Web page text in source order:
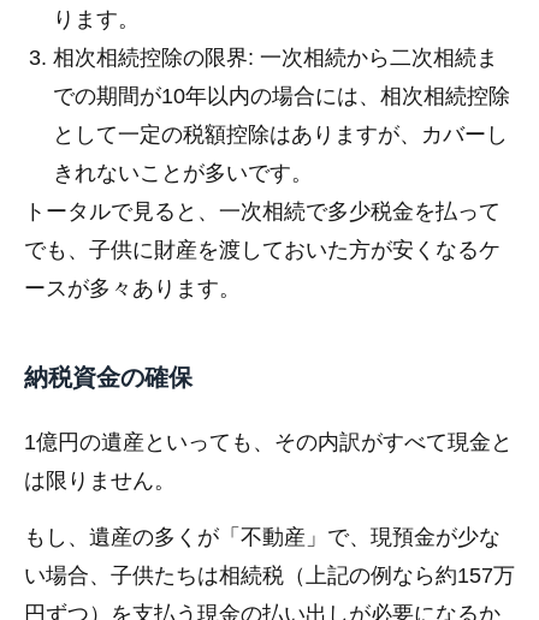
ります。
相次相続控除の限界: 一次相続から二次相続ま
での期間が10年以内の場合には、相次相続控除
として一定の税額控除はありますが、カバーし
きれないことが多いです。
トータルで見ると、一次相続で多少税金を払って
でも、子供に財産を渡しておいた方が安くなるケ
ースが多々あります。
納税資金の確保
1億円の遺産といっても、その内訳がすべて現金と
は限りません。
もし、遺産の多くが「不動産」で、現預金が少な
い場合、子供たちは相続税（上記の例なら約157万
円ずつ）を支払う現金の払い出しが必要になるか